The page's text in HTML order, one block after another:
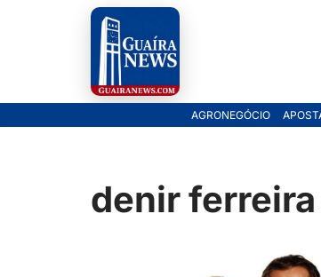
AGRONEGÓCIO
denir